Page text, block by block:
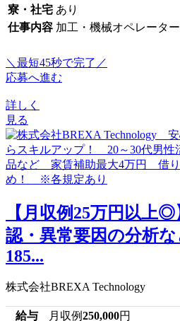
寮・社宅 あり
仕事内容 加工・機械オペレータ
＼最短45秒で完了／
応募へ進む
詳しく
見る
【月収例25万円以上
認・異常要因の分析な
185...
株式会社BREXA Technology
給与 月収例250,000円